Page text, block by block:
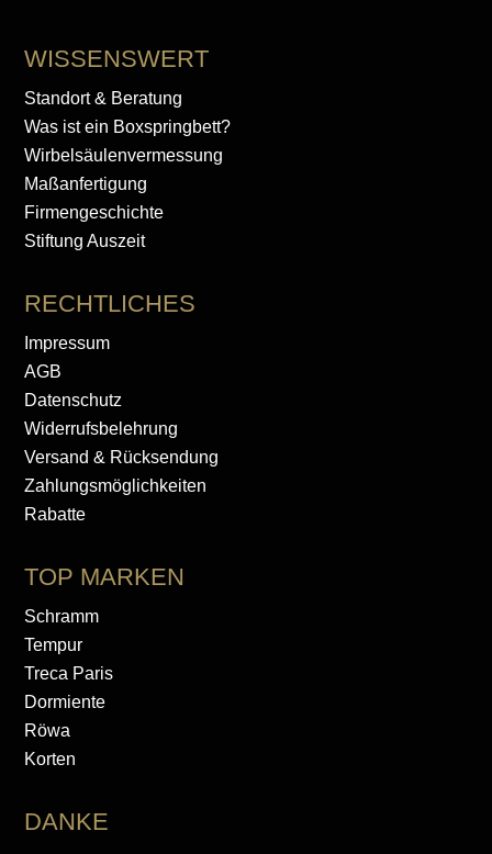
WISSENSWERT
Standort & Beratung
Was ist ein Boxspringbett?
Wirbelsäulenvermessung
Maßanfertigung
Firmengeschichte
Stiftung Auszeit
RECHTLICHES
Impressum
AGB
Datenschutz
Widerrufsbelehrung
Versand & Rücksendung
Zahlungsmöglichkeiten
Rabatte
TOP MARKEN
Schramm
Tempur
Treca Paris
Dormiente
Röwa
Korten
DANKE